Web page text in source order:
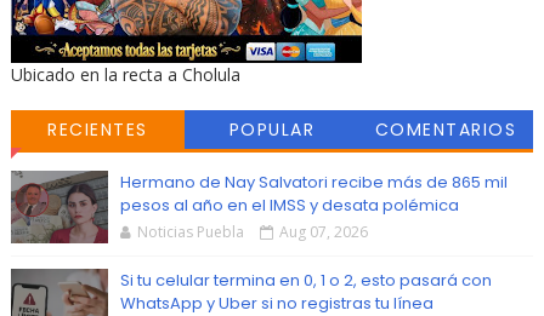
Ubicado en la recta a Cholula
RECIENTES POPULAR COMENTARIOS
Hermano de Nay Salvatori recibe más de 865 mil
pesos al año en el IMSS y desata polémica
Noticias Puebla Aug 07, 2026
Si tu celular termina en 0, 1 o 2, esto pasará con
WhatsApp y Uber si no registras tu línea